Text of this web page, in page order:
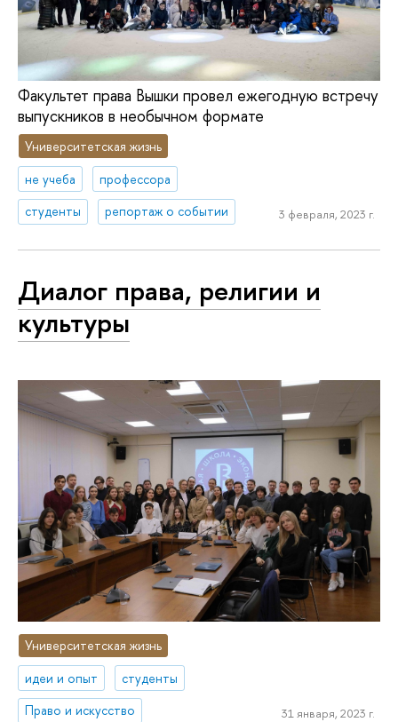
Факультет права Вышки провел ежегодную встречу
выпускников в необычном формате
Университетская жизнь
не учеба
профессора
студенты
репортаж о событии 3 февраля, 2023 г.
Диалог права, религии и
культуры
Университетская жизнь
идеи и опыт
студенты
Право и искусство
31 января, 2023 г.